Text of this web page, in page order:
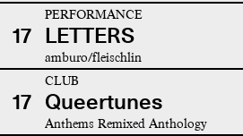
17
PERFORMANCE
LETTERS
amburo/fleischlin
17
CLUB
Queertunes
Anthems Remixed Anthology